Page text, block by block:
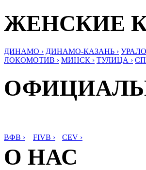
ЖЕНСКИЕ
ДИНАМО › ДИНАМО-КАЗАНЬ ›
ЛОКОМОТИВ › МИНСК › ТУЛИЦА ›
ВФВ › FIVB › CEV ›
О НАС